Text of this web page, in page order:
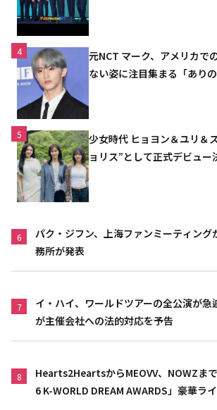
4
元NCT マーク、アメリカで
ない姿に注目集まる「あり
5
少女時代 ヒョヨン＆ユリ＆
ョリス”として正式デビュー
6
パク・ジフン、上海ファンミーティン
務所が発表
7
イ・ハイ、ワールドツアーの全公演が
が主催会社への法的対応を予告
8
Hearts2HeartsからMEOVV、NOWZま
6 K-WORLD DREAM AWARDS」豪華ラ